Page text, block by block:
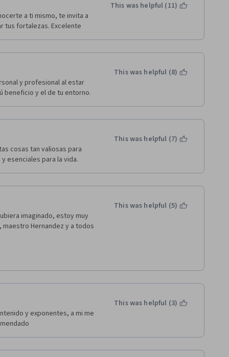
a ti mismo, te invita a
tus fortalezas. Excelente
This was helpful (11)
y profesional al estar
beneficio y el de tu entorno.
This was helpful (8)
cosas tan valiosas para
esenciales para la vida.
This was helpful (7)
imaginado, estoy muy
Hernandez y a todos
This was helpful (5)
y exponentes, a mi me
This was helpful (3)